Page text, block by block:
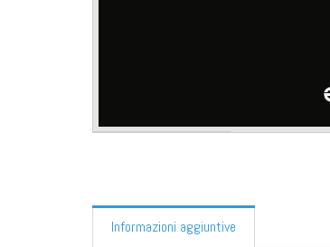
Informazioni aggiuntive